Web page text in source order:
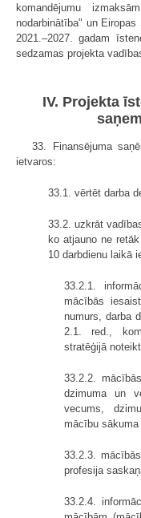
komandējumu
nodarbinātība" un
2021.–2027. gadam
sedzamas projekta
IV. Projekta
33. Finansējuma
ietvaros:
33.1. vērtēt darba
33.2. uzkrāt
ko atjauno ne
10 darbdienu laikā
33.2.1.
mācībās
numurs, darba
2.1. red.,
stratēģijā
33.2.2.
dzimuma un
vecums,
mācību
33.2.3.
profesija
33.2.4.